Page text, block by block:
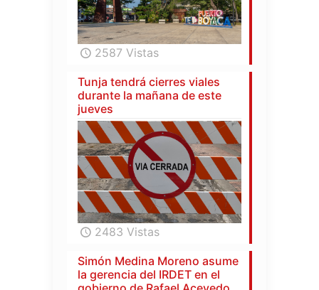
2587 Vistas
Tunja tendrá cierres viales
durante la mañana de este
jueves
2483 Vistas
Simón Medina Moreno asume
la gerencia del IRDET en el